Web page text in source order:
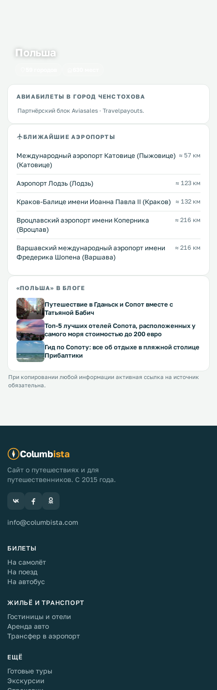
Польша
АВИАБИЛЕТЫ В ГОРОД ЧЕНСТОХОВА
Партнёрский блок Aviasales · Travelpayouts.
БЛИЖАЙШИЕ АЭРОПОРТЫ
Международный аэропорт Катовице (Пыжовице)
(Катовице)
≈ 57 км
Аэропорт Лодзь (Лодзь) ≈ 123 км
Краков-Балице имени Иоанна Павла II (Краков) ≈ 132 км
Вроцлавский аэропорт имени Коперника
(Вроцлав)
≈ 216 км
Варшавский международный аэропорт имени
Фредерика Шопена (Варшава)
≈ 216 км
«ПОЛЬША» В БЛОГЕ
Путешествие в Гданьск и Сопот вместе с
Татьяной Бабич
Топ-5 лучших отелей Сопота, расположенных у
самого моря стоимостью до 200 евро
Гид по Сопоту: все об отдыхе в пляжной столице
Прибалтики
При копировании любой информации активная ссылка на источник
обязательна.
Columbista
Сайт о путешествиях и для
путешественников. С 2015 года.
info@columbista.com
БИЛЕТЫ
На самолёт
На поезд
На автобус
ЖИЛЬЁ И ТРАНСПОРТ
Гостиницы и отели
Аренда авто
Трансфер в аэропорт
ЕЩЁ
Готовые туры
Экскурсии